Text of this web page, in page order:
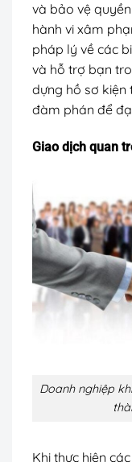
và bảo vệ
hành vi xâm
pháp lý về các
và hỗ trợ bạn
dựng hồ sơ kiện
đàm phán để
Giao dịch quan
Doanh nghiệp
Khi thực hiện